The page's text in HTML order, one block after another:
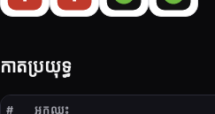
កាតប្រយុទ្ធ
# អ្នកឈ្នះ